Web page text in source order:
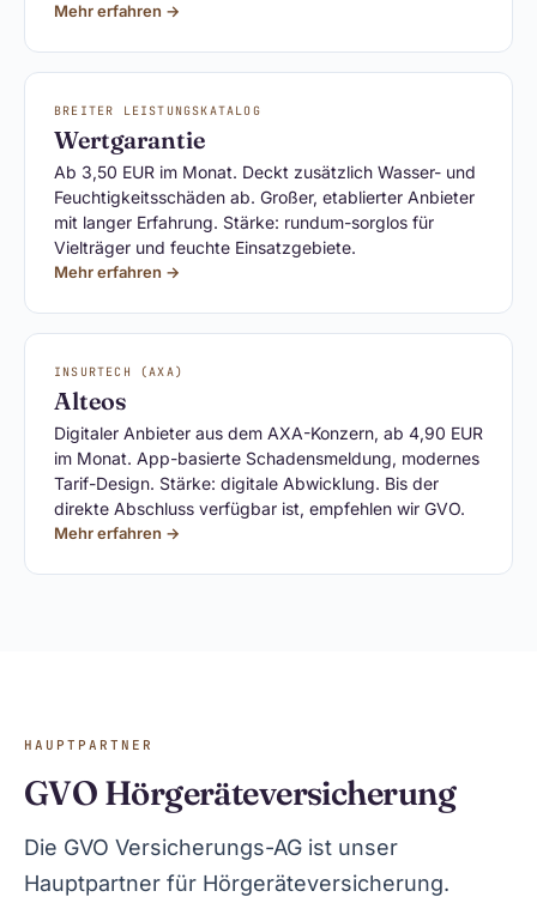
Mehr erfahren →
BREITER LEISTUNGSKATALOG
Wertgarantie
Ab 3,50 EUR im Monat. Deckt zusätzlich Wasser- und
Feuchtigkeitsschäden ab. Großer, etablierter Anbieter
mit langer Erfahrung. Stärke: rundum-sorglos für
Vielträger und feuchte Einsatzgebiete.
Mehr erfahren →
INSURTECH (AXA)
Alteos
Digitaler Anbieter aus dem AXA-Konzern, ab 4,90 EUR
im Monat. App-basierte Schadensmeldung, modernes
Tarif-Design. Stärke: digitale Abwicklung. Bis der
direkte Abschluss verfügbar ist, empfehlen wir GVO.
Mehr erfahren →
HAUPTPARTNER
GVO Hörgeräteversicherung
Die GVO Versicherungs-AG ist unser
Hauptpartner für Hörgeräteversicherung.